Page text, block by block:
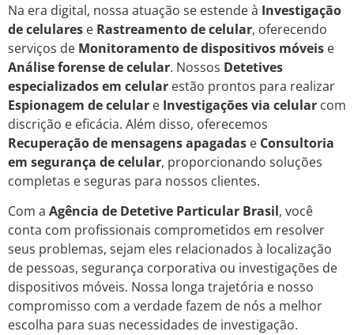
Na era digital, nossa atuação se estende à Investigação
de celulares e Rastreamento de celular, oferecendo
serviços de Monitoramento de dispositivos móveis e
Análise forense de celular. Nossos Detetives
especializados em celular estão prontos para realizar
Espionagem de celular e Investigações via celular com
discrição e eficácia. Além disso, oferecemos
Recuperação de mensagens apagadas e Consultoria
em segurança de celular, proporcionando soluções
completas e seguras para nossos clientes.
Com a Agência de Detetive Particular Brasil, você
conta com profissionais comprometidos em resolver
seus problemas, sejam eles relacionados à localização
de pessoas, segurança corporativa ou investigações de
dispositivos móveis. Nossa longa trajetória e nosso
compromisso com a verdade fazem de nós a melhor
escolha para suas necessidades de investigação.